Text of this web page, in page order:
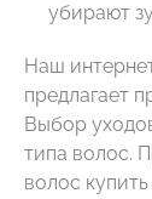
убирают
Наш
предлагает
Выбор
типа волос.
волос